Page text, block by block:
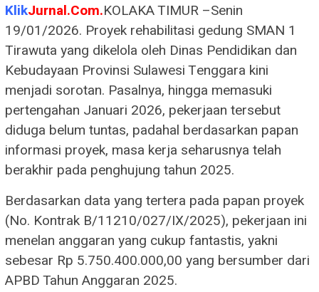
KlikJurnal.Com.KOLAKA TIMUR –Senin
19/01/2026. Proyek rehabilitasi gedung SMAN 1
Tirawuta yang dikelola oleh Dinas Pendidikan dan
Kebudayaan Provinsi Sulawesi Tenggara kini
menjadi sorotan. Pasalnya, hingga memasuki
pertengahan Januari 2026, pekerjaan tersebut
diduga belum tuntas, padahal berdasarkan papan
informasi proyek, masa kerja seharusnya telah
berakhir pada penghujung tahun 2025.
Berdasarkan data yang tertera pada papan proyek
(No. Kontrak B/11210/027/IX/2025), pekerjaan ini
menelan anggaran yang cukup fantastis, yakni
sebesar Rp 5.750.400.000,00 yang bersumber dari
APBD Tahun Anggaran 2025.